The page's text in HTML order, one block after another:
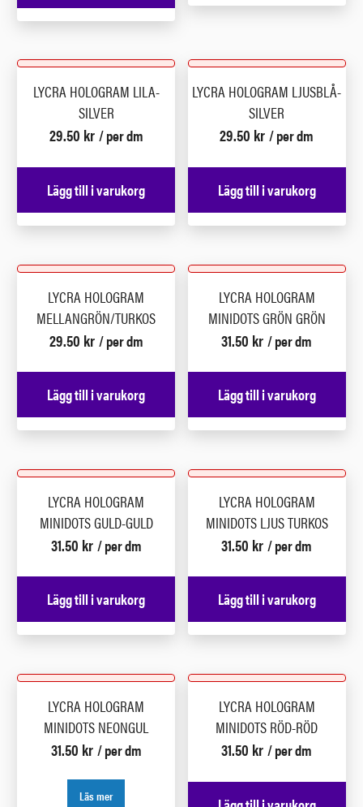
LYCRA HOLOGRAM LILA-
SILVER
29.50 kr / per dm
Lägg till i varukorg
LYCRA HOLOGRAM LJUSBLÅ-
SILVER
29.50 kr / per dm
Lägg till i varukorg
LYCRA HOLOGRAM
MELLANGRÖN/TURKOS
29.50 kr / per dm
Lägg till i varukorg
LYCRA HOLOGRAM
MINIDOTS GRÖN GRÖN
31.50 kr / per dm
Lägg till i varukorg
LYCRA HOLOGRAM
MINIDOTS GULD-GULD
31.50 kr / per dm
Lägg till i varukorg
LYCRA HOLOGRAM
MINIDOTS LJUS TURKOS
31.50 kr / per dm
Lägg till i varukorg
LYCRA HOLOGRAM
MINIDOTS NEONGUL
31.50 kr / per dm
Läs mer
LYCRA HOLOGRAM
MINIDOTS RÖD-RÖD
31.50 kr / per dm